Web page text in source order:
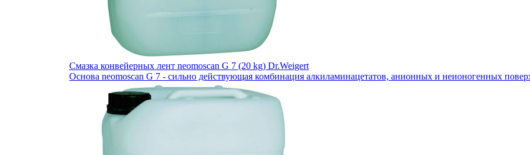
Cмазка конвейерных лент neomoscan G 7 (20 kg) Dr.Weigert
Основа neomoscan G 7 - сильно действующая комбинация алкиламинацетатов, анионных и неионогенных